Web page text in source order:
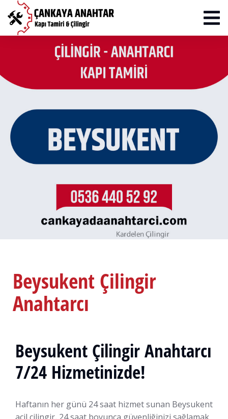
Beysukent Çilingir
Anahtarcı
Beysukent Çilingir Anahtarcı
7/24 Hizmetinizde!
Haftanın her günü 24 saat hizmet sunan Beysukent